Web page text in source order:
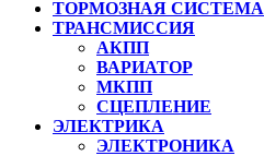
ТОРМОЗНАЯ СИСТЕМА
ТРАНСМИССИЯ
АКПП
ВАРИАТОР
МКПП
СЦЕПЛЕНИЕ
ЭЛЕКТРИКА
ЭЛЕКТРОНИКА